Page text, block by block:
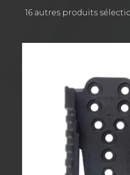
16 autres produits